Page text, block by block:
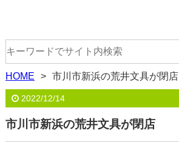
HOME 市川市新浜の荒井文具が閉店
2022/12/14
市川市新浜の荒井文具が閉店